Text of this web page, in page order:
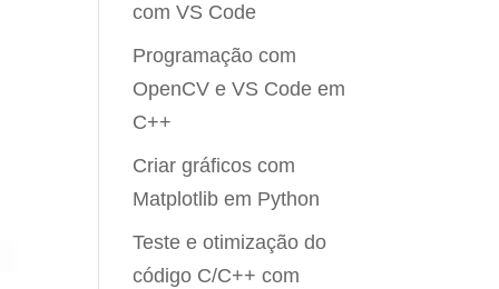
com VS Code
Programação com
OpenCV e VS Code em
C++
Criar gráficos com
Matplotlib em Python
Teste e otimização do
código C/C++ com